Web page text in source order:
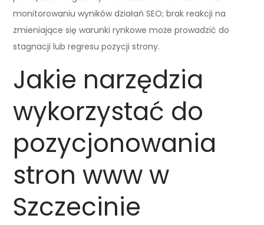
monitorowaniu wyników działań SEO; brak reakcji na
zmieniające się warunki rynkowe może prowadzić do
stagnacji lub regresu pozycji strony.
Jakie narzędzia
wykorzystać do
pozycjonowania
stron www w
Szczecinie